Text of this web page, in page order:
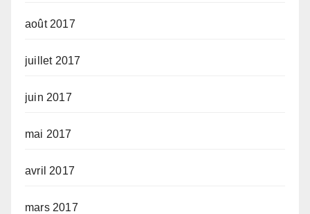
août 2017
juillet 2017
juin 2017
mai 2017
avril 2017
mars 2017